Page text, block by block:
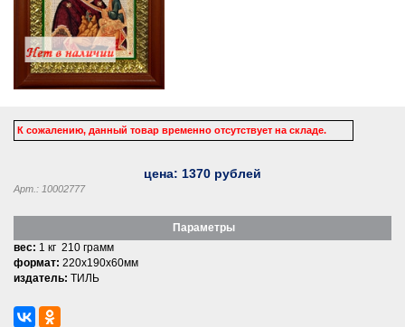
К сожалению, данный товар временно отсутствует на складе.
цена: 1370 рублей
Арт.: 10002777
Параметры
вес: 1 кг 210 грамм
формат: 220x190x60мм
издатель: ТИЛЬ